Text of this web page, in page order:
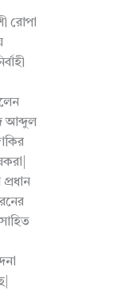
রোপা
আব্দুল